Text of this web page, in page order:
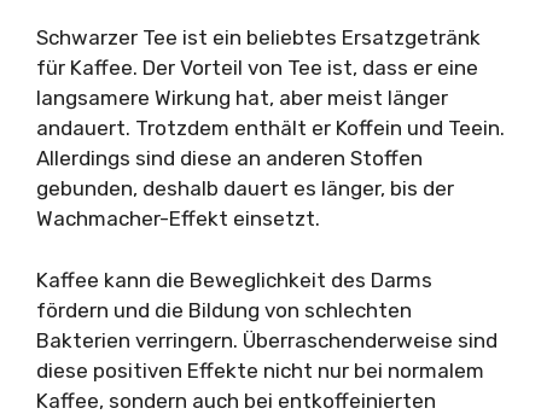
Schwarzer Tee ist ein beliebtes Ersatzgetränk
für Kaffee. Der Vorteil von Tee ist, dass er eine
langsamere Wirkung hat, aber meist länger
andauert. Trotzdem enthält er Koffein und Teein.
Allerdings sind diese an anderen Stoffen
gebunden, deshalb dauert es länger, bis der
Wachmacher-Effekt einsetzt.
Kaffee kann die Beweglichkeit des Darms
fördern und die Bildung von schlechten
Bakterien verringern. Überraschenderweise sind
diese positiven Effekte nicht nur bei normalem
Kaffee, sondern auch bei entkoffeinierten